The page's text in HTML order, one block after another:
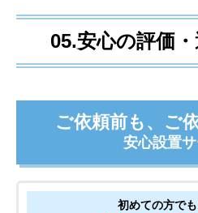
05.安心の評価
ご依頼前も、ご
安心設置
初めての方で